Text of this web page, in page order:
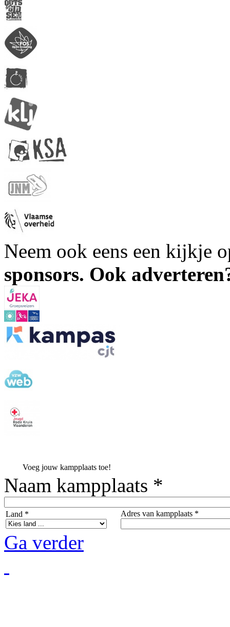
Neem ook eens een kijkje
sponsors. Ook
Voeg jouw kampplaats toe!
Naam kampplaats *
Land * Adres van kampplaats *
Ga verder